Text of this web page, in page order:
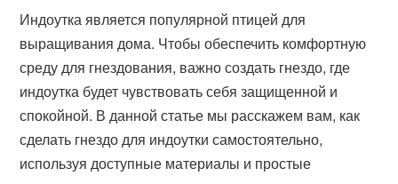
Индоутка является популярной птицей для
выращивания дома. Чтобы обеспечить комфортную
среду для гнездования, важно создать гнездо, где
индоутка будет чувствовать себя защищенной и
спокойной. В данной статье мы расскажем вам, как
сделать гнездо для индоутки самостоятельно,
используя доступные материалы и простые